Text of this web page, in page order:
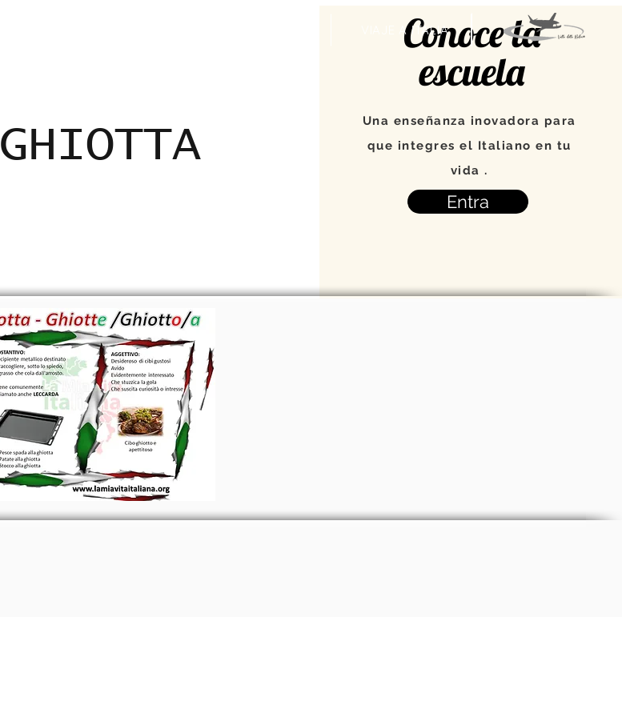
VIAJE A ITALIA
GHIOTTA
Conoce la
escuela
Una enseñanza inovadora para
que integres el Italiano en tu
vida .
Entra